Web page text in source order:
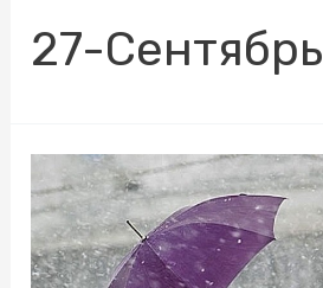
27-Сентябрь